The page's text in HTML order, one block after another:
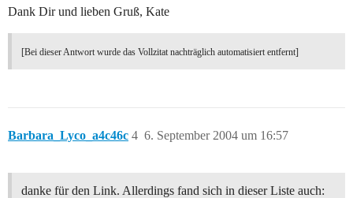
Dank Dir und lieben Gruß, Kate
[Bei dieser Antwort wurde das Vollzitat nachträglich automatisiert entfernt]
Barbara_Lyco_a4c46c 6. September 2004 um 16:57
4
danke für den Link. Allerdings fand sich in dieser Liste auch: